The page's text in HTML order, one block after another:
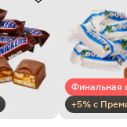
Финальная
+5% с